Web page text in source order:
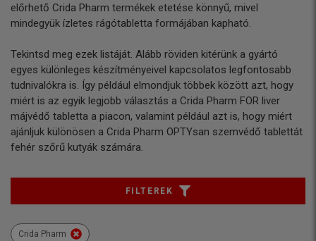
előrhető Crida Pharm termékek etetése könnyű, mivel
mindegyük ízletes rágótabletta formájában kapható.
Tekintsd meg ezek listáját. Alább röviden kitérünk a gyártó
egyes különleges készítményeivel kapcsolatos legfontosabb
tudnivalókra is. Így például elmondjuk többek között azt, hogy
miért is az egyik legjobb választás a Crida Pharm FOR liver
májvédő tabletta a piacon, valamint például azt is, hogy miért
ajánljuk különösen a Crida Pharm OPTYsan szemvédő tablettát
fehér szőrű kutyák számára.
FILTEREK
Crida Pharm